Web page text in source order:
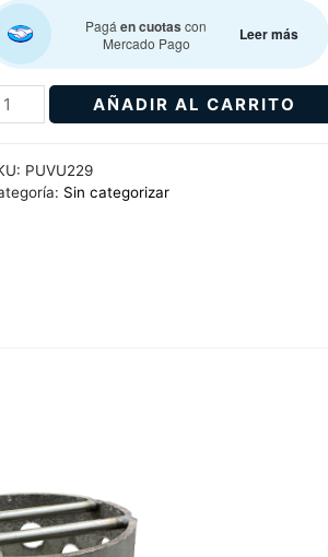
Pagá en cuotas con
Mercado Pago
Leer más
AÑADIR AL CARRITO
PUVU229
Sin categorizar